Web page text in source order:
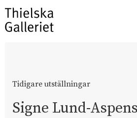
Tidigare utställningar
Signe Lund-